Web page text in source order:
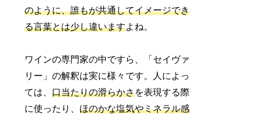
のように、誰もが共通してイメージでき
る言葉とは少し違いますよね。
ワインの専門家の中ですら、「セイヴァ
リー」の解釈は実に様々です。人によっ
ては、口当たりの滑らかさを表現する際
に使ったり、ほのかな塩気やミネラル感